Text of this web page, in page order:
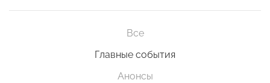
Все
Главные события
Анонсы